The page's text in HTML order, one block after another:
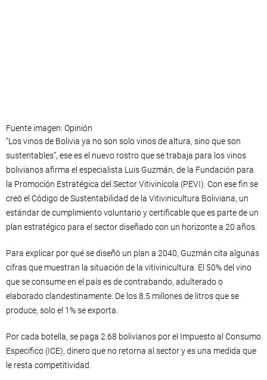
Fuente imagen: Opinión
“Los vinos de Bolivia ya no son solo vinos de altura, sino que son
sustentables”, ese es el nuevo rostro que se trabaja para los vinos
bolivianos afirma el especialista Luis Guzmán, de la Fundación para
la Promoción Estratégica del Sector Vitivinícola (PEVI). Con ese fin se
creó el Código de Sustentabilidad de la Vitivinicultura Boliviana, un
estándar de cumplimiento voluntario y certificable que es parte de un
plan estratégico para el sector diseñado con un horizonte a 20 años.
Para explicar por qué se diseñó un plan a 2040, Guzmán cita algunas
cifras que muestran la situación de la vitivinicultura. El 50% del vino
que se consume en el país es de contrabando, adulterado o
elaborado clandestinamente. De los 8.5 millones de litros que se
produce, solo el 1% se exporta.
Por cada botella, se paga 2.68 bolivianos por el Impuesto al Consumo
Específico (ICE), dinero que no retorna al sector y es una medida que
le resta competitividad.